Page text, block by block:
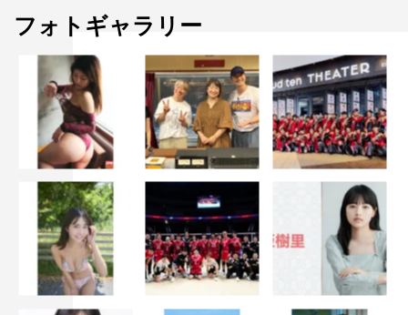
フォトギャラリー